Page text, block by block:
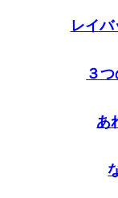
レイ
３
あ